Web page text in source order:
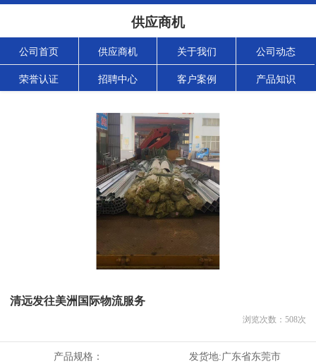
供应商机
公司首页 供应商机 关于我们 公司动态
荣誉认证 招聘中心 客户案例 产品知识
清远发往美洲国际物流服务
浏览次数： 508次
产品规格： 发货地:广东省东莞市